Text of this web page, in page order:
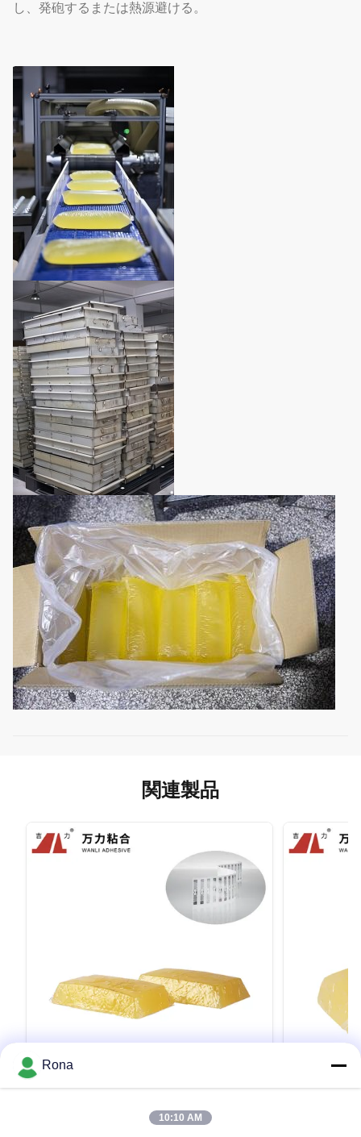
し、発砲するまたは熱源避ける。
関連製品
熱い溶解付着力TPRを高力熱い接着剤
Factory Direct High Quality WANLI® PSA Hot
PSAの熱い
Rona
10:10 AM